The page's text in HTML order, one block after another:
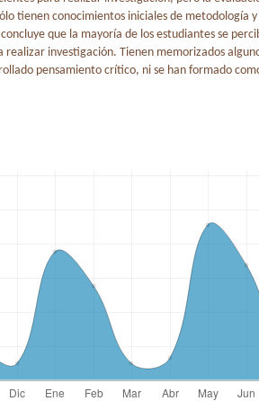
tienen conocimientos iniciales de metodología
que la mayoría de los estudiantes se
realizar investigación. Tienen memorizados
pensamiento crítico, ni se han formado